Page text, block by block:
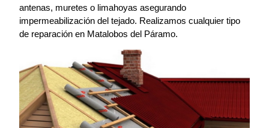
antenas, muretes o limahoyas asegurando
impermeabilización del tejado. Realizamos cualquier tipo
de reparación en Matalobos del Páramo.